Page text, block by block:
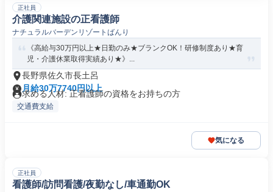
正社員
介護関連施設の正看護師
ナチュラルバーデンリゾートばんり
《高給与30万円以上★日勤のみ★ブランクOK！研修制度あり★育
児・介護休業取得実績あり★》...
長野県佐久市長土呂
月給30万7740円以上
求める人材: 正看護師の資格をお持ちの方
交通費支給
気になる
正社員
看護師/訪問看護/夜勤なし/車通勤OK